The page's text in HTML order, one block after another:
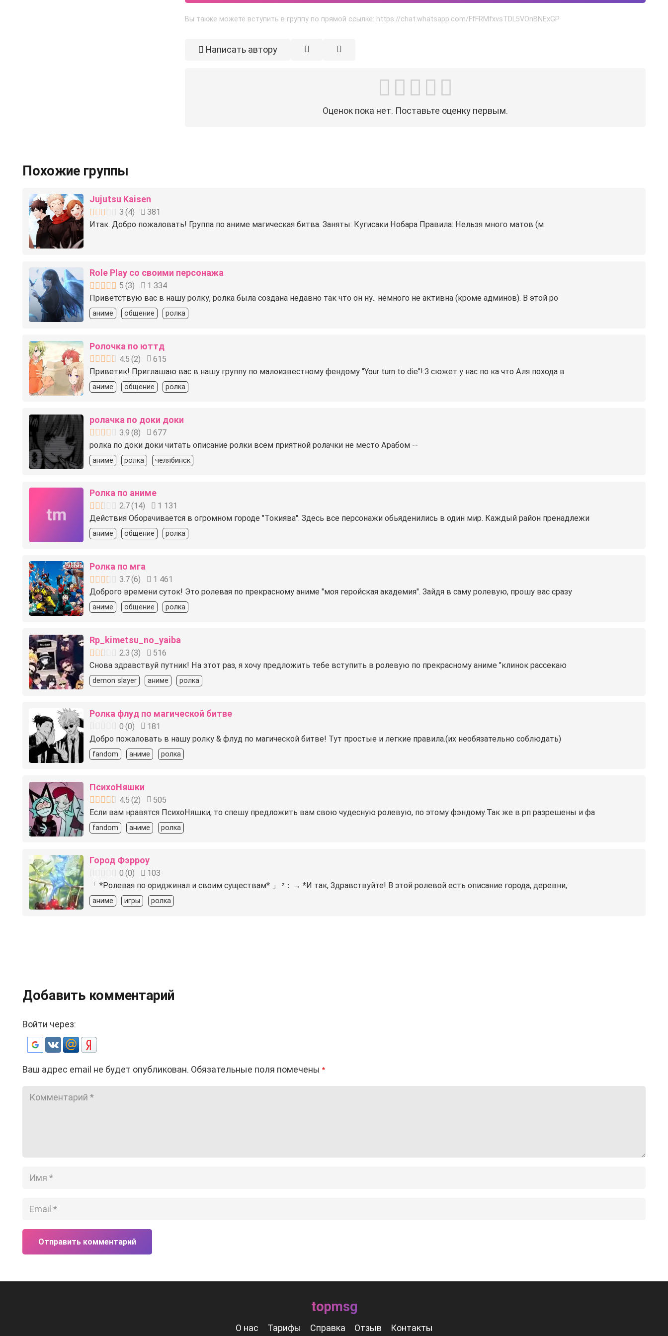
Вы также можете вступить в группу по прямой ссылке: https://chat.whatsapp.com/FfFRMfxvsTDL5VOnBNExGP
Написать автору
Оценок пока нет. Поставьте оценку первым.
Похожие группы
Jujutsu Kaisen
3 (4)
381
Итак. Добро пожаловать! Группа по аниме магическая битва. Заняты: Кугисаки Нобара Правила: Нельзя много матов (м
Role Play со своими персонажа
5 (3)
1 334
Приветствую вас в нашу ролку, ролка была создана недавно так что он ну.. немного не активна (кроме админов). В этой ро
аниме общение ролка
Ролочка по юттд
4.5 (2)
615
Приветик! Приглашаю вас в нашу группу по малоизвестному фендому "Your turn to die"!:3 сюжет у нас по ка что Аля похода в
аниме общение ролка
ролачка по доки доки
3.9 (8)
677
ролка по доки доки читать описание ролки всем приятной ролачки не место Арабом --
аниме ролка челябинск
Ролка по аниме
2.7(14)
1 131
Действия Оборачивается в огромном городе "Токиява". Здесь все персонажи обьяденились в один мир. Каждый район пренадлежи
аниме общение ролка
Ролка по мга
3.7(6)
1 461
Доброго времени суток! Это ролевая по прекрасному аниме "моя геройская академия". Зайдя в саму ролевую, прошу вас сразу
аниме общение ролка
Rp_kimetsu_no_yaiba
2.3 (3)
516
Снова здравствуй путник! На этот раз, я хочу предложить тебе вступить в ролевую по прекрасному аниме "клинок рассекаю
demon slayer аниме ролка
Ролка флуд по магической битве
0 (0)
181
Добро пожаловать в нашу ролку & флуд по магической битве! Тут простые и легкие правила.(их необязательно соблюдать)
fandom аниме ролка
ПсихоНяшки
4.5 (2)
505
Если вам нравятся ПсихоНяшки, то спешу предложить вам свою чудесную ролевую, по этому фэндому.Так же в рп разрешены и фа
fandom аниме ролка
Город Фэрроу
0 (0)
103
「 *Ролевая по ориджинал и своим существам* 」 ᶻ﹕→ *И так, Здравствуйте! В этой ролевой есть описание города, деревни,
аниме игры ролка
Добавить комментарий
Войти через:
Ваш адрес email не будет опубликован. Обязательные поля помечены *
Отправить комментарий
topmsg
О нас Тарифы Справка Отзыв Контакты